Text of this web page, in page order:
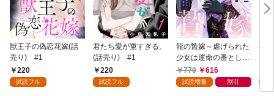
獣王子の偽恋花嫁(話
売り) #1
220
試読フル
君たち愛が重すぎる。
(話売り) #1
220
試読フル
龍の贄嫁～虐げられた
少女は運命の番として
愛される～ 1巻
770 616
試読増量 割引
桜